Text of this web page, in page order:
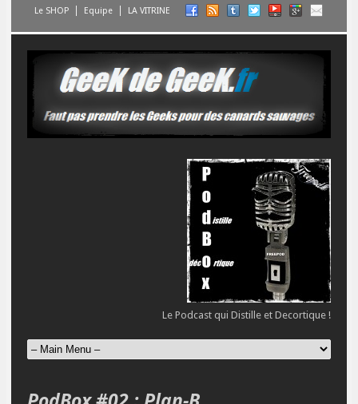
Le SHOP Equipe LA VITRINE
Le Podcast qui Distille et Decortique !